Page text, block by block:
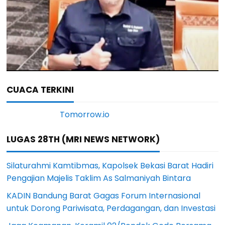
CUACA TERKINI
LUGAS 28TH (MRI NEWS NETWORK)
Silaturahmi Kamtibmas, Kapolsek Bekasi Barat Hadiri
Pengajian Majelis Taklim As Salmaniyah Bintara
KADIN Bandung Barat Gagas Forum Internasional
untuk Dorong Pariwisata, Perdagangan, dan Investasi